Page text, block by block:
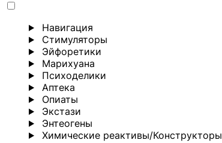
Навигация
Стимуляторы
Эйфоретики
Марихуана
Психоделики
Аптека
Опиаты
Экстази
Энтеогены
Химические реактивы/Конструкторы